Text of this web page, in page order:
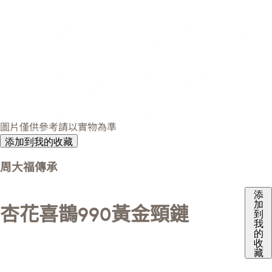
圖片僅供參考請以實物為準
添加到我的收藏
周大福傳承
杏花喜鵲990黃金頸鏈
添
加
到
我
的
收
藏